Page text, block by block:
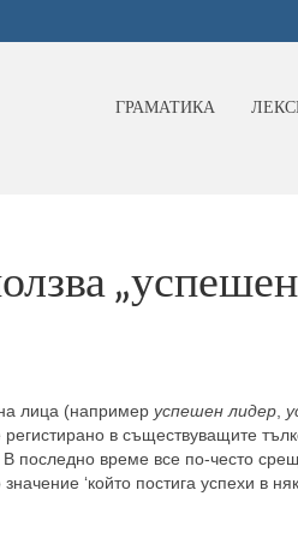
ГРАМАТИКА
лица (например успешен лидер
в съществуващите
В последно време все по-често
‘който постига успехи в